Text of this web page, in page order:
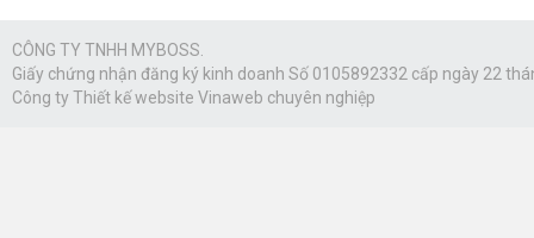
CÔNG TY TNHH MYBOSS.
Giấy chứng nhận đăng ký kinh doanh Số 0105892332 cấp ngày 22
Công tyThiết kế website Vinaweb chuyên nghiệp